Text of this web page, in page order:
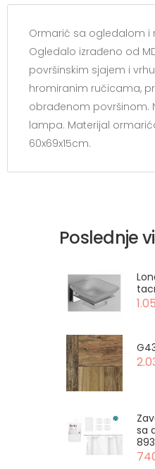
Ormarić sa ogledalom i
Ogledalo izrađeno od
površinskim sjajem i
hromiranim ručicama,
obrađenom površinom.
lampa. Materijal
60x69x15cm.
Poslednje
sa